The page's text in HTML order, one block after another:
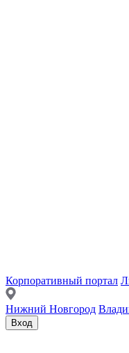
Корпоративный портал
Нижний Новгород
Вход